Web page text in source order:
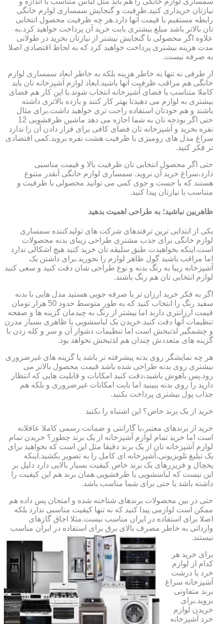
نیازتان خریداری کنید.ظرفیت و گنجایش سمساری لوازم خانگی
رابطه مستقیم با قیمت آنها دارد.هر چه ظرفیت محصول انتخابی
تان بالاتر باشد مبلغ بیشتری بابت خرید آن پرداخت خواهید کرد.به
علاوه اگر محصولی با گنجایش بیشتر از نیازتان بخرید در طولانی
مدت هزینه بیشتری پرداخت خواهید کرد که به لحاظ اقتصادی اصلا
به صرفه نیست.
از طرفی نه تنها به خاطر هزینه بلکه به خاطر ابعاد سمساری لوازم
خانگی هم مراقب ظرفیت آنها باشید.ابعاد لوازم آشپزخانه تان باید
کاملا متناسب با فضای آشپزخانه انتخاب شوند.با این کار هم فضای
بیشتری به لوازم می دهیدتا بهتر کار کنند و بازده بالاتری داشته
باشند و هم خودتان استفاده راحت تری خواهید داشت.برای مثال
حتی اگر بودجه تان به شما اجازه می دهد ماشین ظرفشویی 12
نفره بخرید و آشپزخانه تان فضای کافی برای قرار دادن آن را ندارد
سراغ مدل های رومیزی با ظرفیت هشت نفره بروید.کمی اقتصادی
تر فکر کنید.
حتی اگر محصول انتخابی تان ظرفیت بالا و قیمت مناسبی
دارد،سراغ خرید آن نروید. سمساری لوازم خانگی آنقدر متنوع
هستند که با جست و جوی کمی می توانید محصولی با ظرفیت و
متناسب با نیازتان پیدا کنید.
ظاهربین نباشید؛ به طراحی اهمیت بدهید
یکی از ابتدایی ترین ترفندهای شرکت های تولیدکننده سمساری
لوازم خانگی برای جذب مشتری طراحی زیبای بدنه محصولات
است.اینکه بخواهیدت طبق سلیقه تان خرید کنید هیچ اشکالی ندارد
اما مراقب باشید گول ظاهر لوازم را نخورید.برای داشتن یک
آشپزخانه زیبا به رنگ بدنه و نوع طراحی شان دقت کنید و سعی کنید
لوازم انتخابی تان هم رنگ باشند.
اگر به فکر خرید ارزان تر یا صرفه جویی هستید مدل هایی با بدنه
سفید رنگ را انتخاب کنید که به طور متوسط حدود 50 هزار تومان
قیمت ارزانتری دارند اما بیشتر از رنگ به چیدمان گزینه ها و صفحه
تنظیمات آنها دقت کنید.خریدن یک لباسشویی با ظاهری بسیار مدرن
و چشمگیر لذتبخش است اما تنظیمات دشوار آن و سر و کله زدن با
گزینه های متعددش چندان هم لذتبخش نخواهد بود.
هر چه نمایشگر روی بدنه پیشرفته تر باشد یا گزینه های غیرضروری
بیشتری روی بدنه طراحی شده باشد قیمت محصول بالاتر می
رود.پس باهوش باشید،دقت کنید امکانات و قابلیت هایی که انتظار
دارید را روی بدنه ببینید اما بابت امکانات غیرضروری و بلکه هم
جذاب پول بیشتری پرداخت نکنید.
خرید از یک برند خاص؟ این اشتباه را نکنید
خرید از برندهای معتبر،با گارانتی و ضمانت رسمی کاملا عاقلانه
است اما خرید تمام لوازم آشپزخانه از یک برند چطور؟ خریدن تمام
لوازم آشپزخانه تان از یک برند دقیقا مثل این است که بخواهید برای
یک تبلیغ تلویزیونی،آشپزخانه ای کامل را به تصویر بکشید.اینکه
یخچال و فریزرهای یک برند خاص کیفیت بسیار بالایی دارد دلیل بر
این نیست که لباسشویی یا ظرفشویی همان برند هم این کیفیت را
داشته باشد یا حتی برای شما مناسب باشد.
حتی در بین محصولات برندهای شناخته شده و امتحان پس داده هم
ممکن است لوازمی پیدا کنید که نه تنها کیفیت مناسبی ندارد بلکه
اصلا برای استفاده در ایران مناسب نیست.مثلا اجاق گازهای
وارداتی به خاطر مصرف بالای برق برای استفاده در ایران مناسب
نیستند.
برای خرید هر
کدام از لوازم
خرد یا درشت
آشپزخانه سراغ
برند متفاوتی
بروید.برای
خریدن لوازم
خرد آشپزخانه